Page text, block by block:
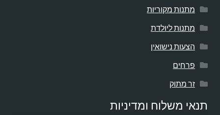
מתנות מקוריות
מתנות ליולדת
הצעות נישואין
פרחים
זר מתוק
תנאי משלוח ומדיניות